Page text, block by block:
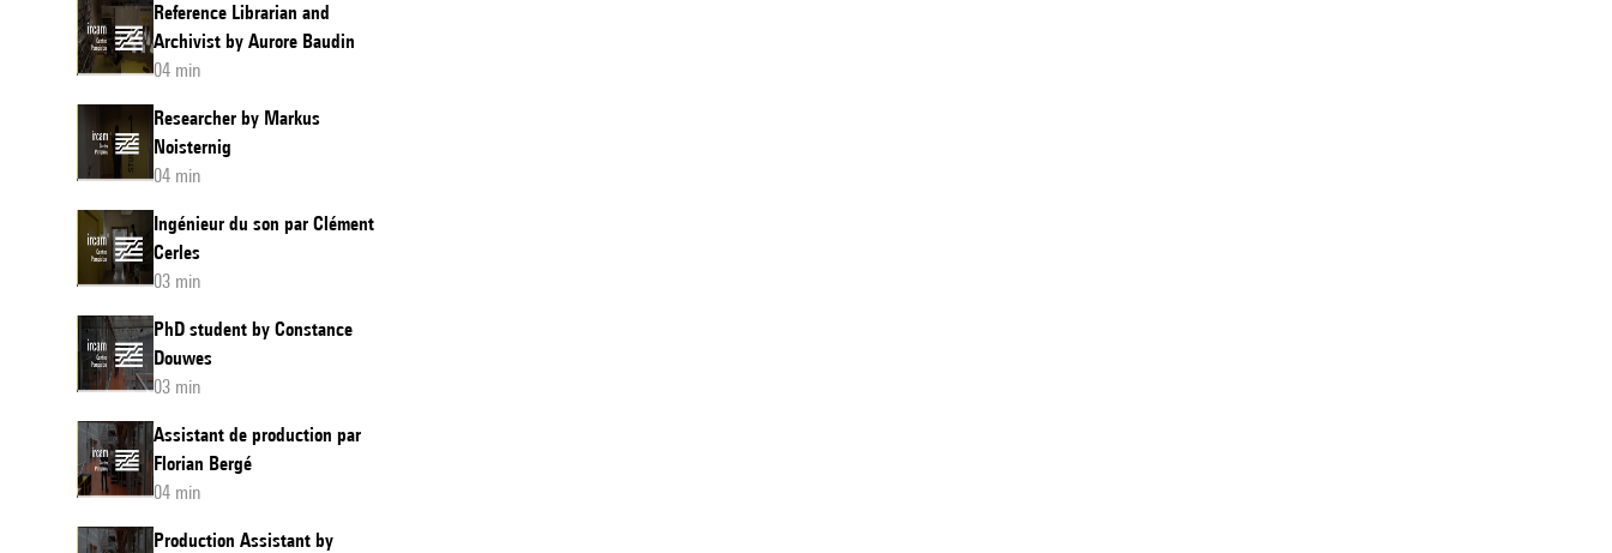
Reference Librarian and
Archivist by Aurore Baudin
04 min
Researcher by Markus
Noisternig
04 min
Ingénieur du son par Clément
Cerles
03 min
PhD student by Constance
Douwes
03 min
Assistant de production par
Florian Bergé
04 min
Production Assistant by